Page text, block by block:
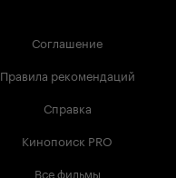
Соглашение
Правила рекомендаций
Справка
Кинопоиск PRO
Все фильмы